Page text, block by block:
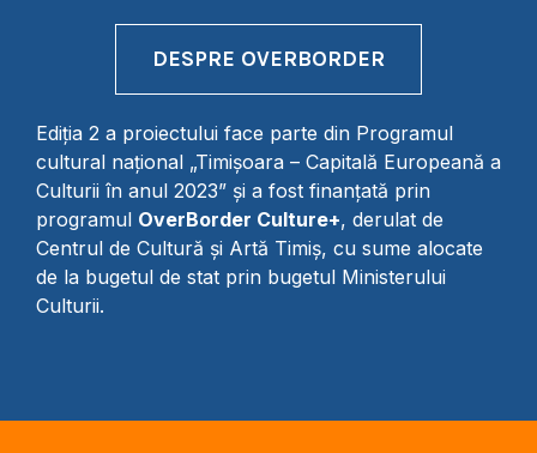
DESPRE OVERBORDER
Ediţia 2 a proiectului face parte din Programul
cultural național „Timișoara – Capitală Europeană a
Culturii în anul 2023” și a fost finanțată prin
programul OverBorder Culture+, derulat de
Centrul de Cultură și Artă Timiș, cu sume alocate
de la bugetul de stat prin bugetul Ministerului
Culturii.